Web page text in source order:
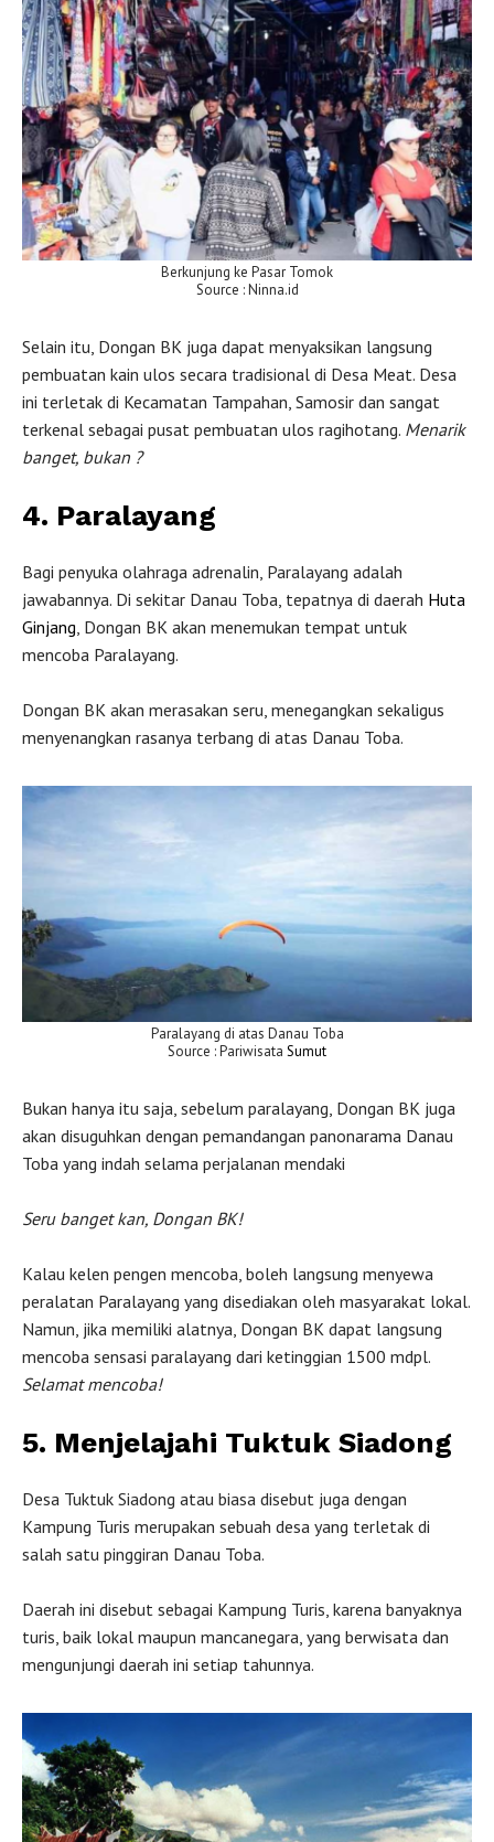
Berkunjung ke Pasar Tomok
Source : Ninna.id
Selain itu, Dongan BK juga dapat menyaksikan langsung
pembuatan kain ulos secara tradisional di Desa Meat. Desa
ini terletak di Kecamatan Tampahan, Samosir dan sangat
terkenal sebagai pusat pembuatan ulos ragihotang. Menarik
banget, bukan ?
4. Paralayang
Bagi penyuka olahraga adrenalin, Paralayang adalah
jawabannya. Di sekitar Danau Toba, tepatnya di daerah Huta
Ginjang , Dongan BK akan menemukan tempat untuk
mencoba Paralayang.
Dongan BK akan merasakan seru, menegangkan sekaligus
menyenangkan rasanya terbang di atas Danau Toba.
Paralayang di atas Danau Toba
Source : Pariwisata Sumut
Bukan hanya itu saja, sebelum paralayang, Dongan BK juga
akan disuguhkan dengan pemandangan panonarama Danau
Toba yang indah selama perjalanan mendaki
Seru banget kan, Dongan BK!
Kalau kelen pengen mencoba, boleh langsung menyewa
peralatan Paralayang yang disediakan oleh masyarakat lokal.
Namun, jika memiliki alatnya, Dongan BK dapat langsung
mencoba sensasi paralayang dari ketinggian 1500 mdpl.
Selamat mencoba!
5. Menjelajahi Tuktuk Siadong
Desa Tuktuk Siadong atau biasa disebut juga dengan
Kampung Turis merupakan sebuah desa yang terletak di
salah satu pinggiran Danau Toba.
Daerah ini disebut sebagai Kampung Turis, karena banyaknya
turis, baik lokal maupun mancanegara, yang berwisata dan
mengunjungi daerah ini setiap tahunnya.